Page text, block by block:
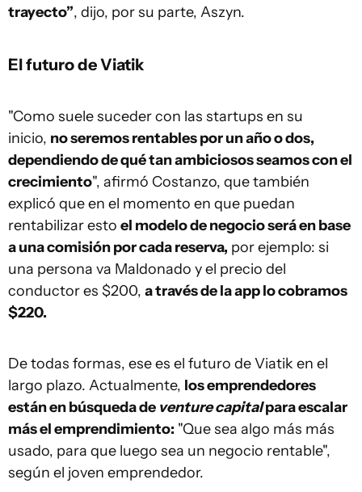
trayecto”, dijo, por su parte, Aszyn.
El futuro de Viatik
"Como suele suceder con las startups en su
inicio, no seremos rentables por un año o dos,
dependiendo de qué tan ambiciosos seamos con el
crecimiento", afirmó Costanzo, que también
explicó que en el momento en que puedan
rentabilizar esto el modelo de negocio será en base
a una comisión por cada reserva, por ejemplo: si
una persona va Maldonado y el precio del
conductor es $200, a través de la app lo cobramos
$220.
De todas formas, ese es el futuro de Viatik en el
largo plazo. Actualmente, los emprendedores
están en búsqueda de venture capitalpara escalar
más el emprendimiento: "Que sea algo más más
usado, para que luego sea un negocio rentable",
según el joven emprendedor.